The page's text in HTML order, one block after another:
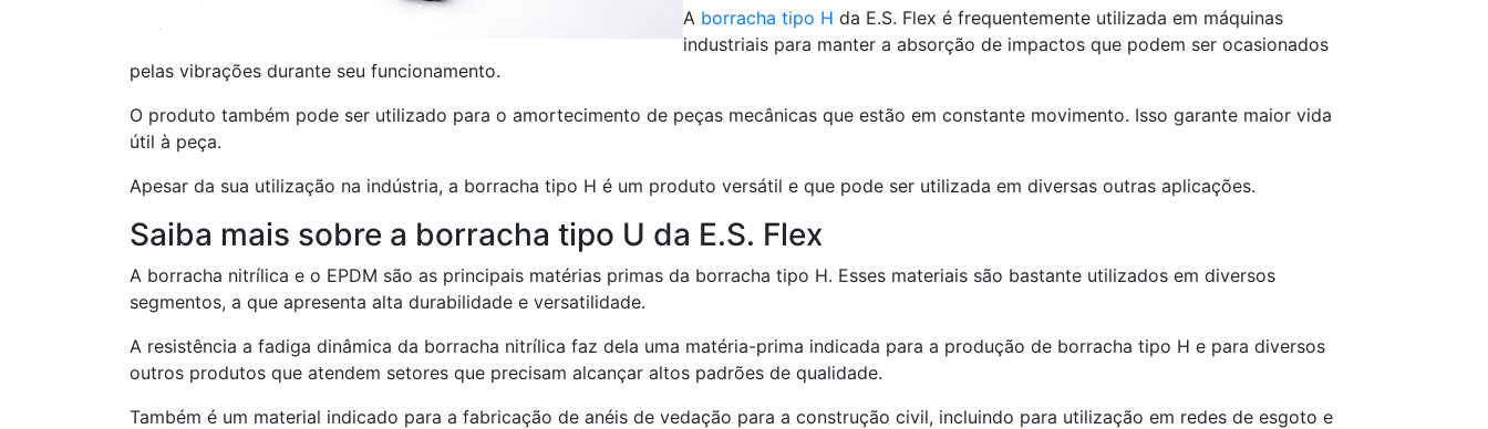
A borracha tipo H da E.S. Flex é frequentemente utilizada em máquinas
industriais para manter a absorção de impactos que podem ser ocasionados
pelas vibrações durante seu funcionamento.
O produto também pode ser utilizado para o amortecimento de peças mecânicas que estão em constante movimento. Isso garante maior vida
útil à peça.
Apesar da sua utilização na indústria, a borracha tipo H é um produto versátil e que pode ser utilizada em diversas outras aplicações.
Saiba mais sobre a borracha tipo U da E.S. Flex
A borracha nitrílica e o EPDM são as principais matérias primas da borracha tipo H. Esses materiais são bastante utilizados em diversos
segmentos, a que apresenta alta durabilidade e versatilidade.
A resistência a fadiga dinâmica da borracha nitrílica faz dela uma matéria-prima indicada para a produção de borracha tipo H e para diversos
outros produtos que atendem setores que precisam alcançar altos padrões de qualidade.
Também é um material indicado para a fabricação de anéis de vedação para a construção civil, incluindo para utilização em redes de esgoto e